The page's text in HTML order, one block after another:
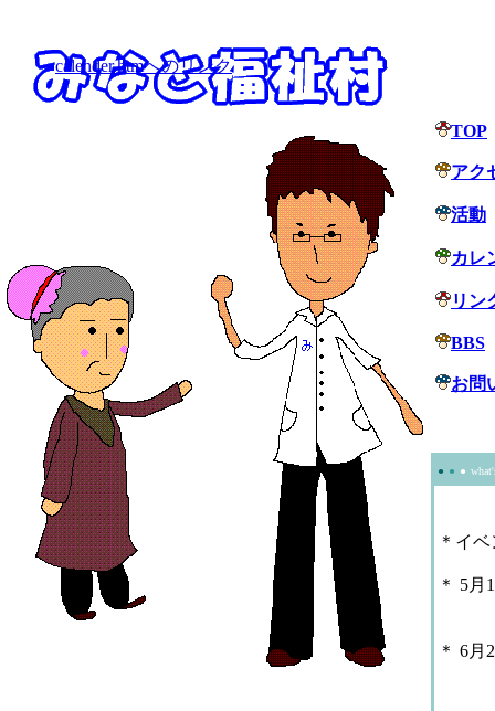
TOP
アク
活動
カレ
リン
BBS
お問
● ● ●
＊イ
＊ 5
＊ 6
calender.htmへのリンク